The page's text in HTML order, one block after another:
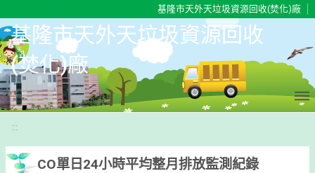
基隆市天外天垃圾資源回收(焚化)廠
基隆市天外天垃圾資源回收
(焚化)廠
:::
CO單日24小時平均整月排放監測紀錄